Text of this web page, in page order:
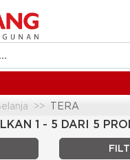
TERA
1 - 5 DARI 5